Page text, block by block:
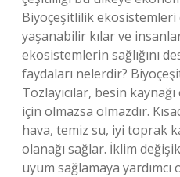
Biyoçeşitlilik
yaşanabilir kılar ve
ekosistemlerin sağlığını
faydaları nelerdir?
Tozlayıcılar, besin
için olmazsa olmazdır.
hava, temiz su, iyi toprak
olanağı sağlar. İklim
uyum sağlamaya